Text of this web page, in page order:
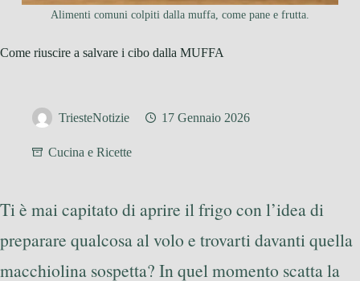
Alimenti comuni colpiti dalla muffa, come pane e frutta.
Come riuscire a salvare i cibo dalla MUFFA
TriesteNotizie 17 Gennaio 2026
Cucina e Ricette
Ti è mai capitato di aprire il frigo con l’idea di
preparare qualcosa al volo e trovarti davanti quella
macchiolina sospetta? In quel momento scatta la